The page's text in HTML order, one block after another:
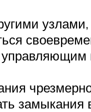
замыкания